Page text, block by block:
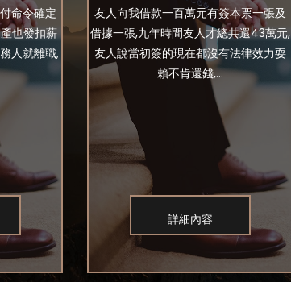
命令確定
也發扣薪
人就離職,
友人向我借款一百萬元有簽本票一張及
借據一張,九年時間友人才總共還43萬元,
友人說當初簽的現在都沒有法律效力耍
賴不肯還錢,...
詳細內容